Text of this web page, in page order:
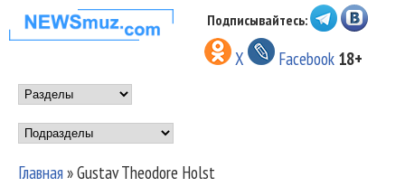
Перейти к основному
содержанию
НОВОСТИ
МУЗЫКИ И
ШОУ БИЗНЕСА
NEWSMUZ.COM
Подписывайтесь:
X Facebook 18+
Main menu
Подразделы
Главная»Gustav Theodore Holst